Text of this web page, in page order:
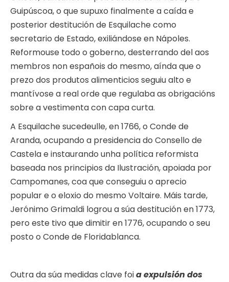
Guipúscoa, o que supuxo finalmente a caída e
posterior destitución de Esquilache como
secretario de Estado, exiliándose en Nápoles.
Reformouse todo o goberno, desterrando del aos
membros non españois do mesmo, aínda que o
prezo dos produtos alimenticios seguiu alto e
mantívose a real orde que regulaba as obrigacións
sobre a vestimenta con capa curta.
A Esquilache sucedeulle, en 1766, o Conde de
Aranda, ocupando a presidencia do Consello de
Castela e instaurando unha política reformista
baseada nos principios da Ilustración, apoiada por
Campomanes, coa que conseguiu o aprecio
popular e o eloxio do mesmo Voltaire. Máis tarde,
Jerónimo Grimaldi logrou a súa destitución en 1773,
pero este tivo que dimitir en 1776, ocupando o seu
posto o Conde de Floridablanca.
Outra da súa medidas clave foia expulsión dos